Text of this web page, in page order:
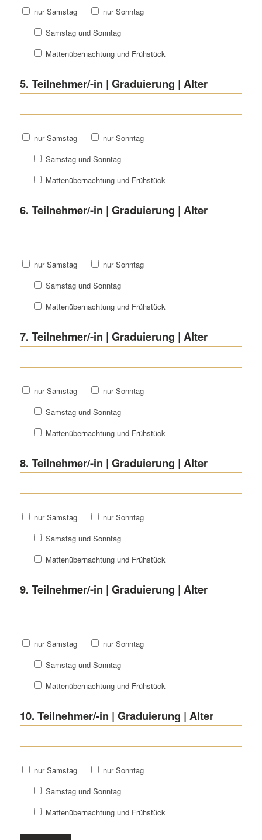
nur Samstag
nur Sonntag
Samstag und Sonntag
Mattenübernachtung und Frühstück
5. Teilnehmer/-in | Graduierung | Alter
nur Samstag
nur Sonntag
Samstag und Sonntag
Mattenübernachtung und Frühstück
6. Teilnehmer/-in | Graduierung | Alter
nur Samstag
nur Sonntag
Samstag und Sonntag
Mattenübernachtung und Frühstück
7. Teilnehmer/-in | Graduierung | Alter
nur Samstag
nur Sonntag
Samstag und Sonntag
Mattenübernachtung und Frühstück
8. Teilnehmer/-in | Graduierung | Alter
nur Samstag
nur Sonntag
Samstag und Sonntag
Mattenübernachtung und Frühstück
9. Teilnehmer/-in | Graduierung | Alter
nur Samstag
nur Sonntag
Samstag und Sonntag
Mattenübernachtung und Frühstück
10. Teilnehmer/-in | Graduierung | Alter
nur Samstag
nur Sonntag
Samstag und Sonntag
Mattenübernachtung und Frühstück